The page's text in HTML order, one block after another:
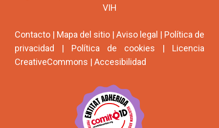
VIH
Contacto | Mapa del sitio | Aviso legal | Política de
privacidad | Política de cookies | Licencia
CreativeCommons | Accesibilidad